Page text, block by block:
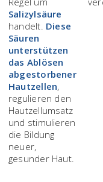
Salizylsäure
handelt. Diese
Säuren
unterstützen
das Ablösen
abgestorbener
Hautzellen,
regulieren den
Hautzellumsatz
und stimulieren
die Bildung
neuer,
gesunder Haut.